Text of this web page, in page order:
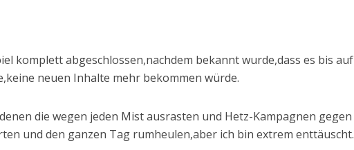
komplett abgeschlossen,nachdem bekannt wurde,dass es bis auf
neuen Inhalte mehr bekommen würde.
die wegen jeden Mist ausrasten und Hetz-Kampagnen gegen
und den ganzen Tag rumheulen,aber ich bin extrem enttäuscht.